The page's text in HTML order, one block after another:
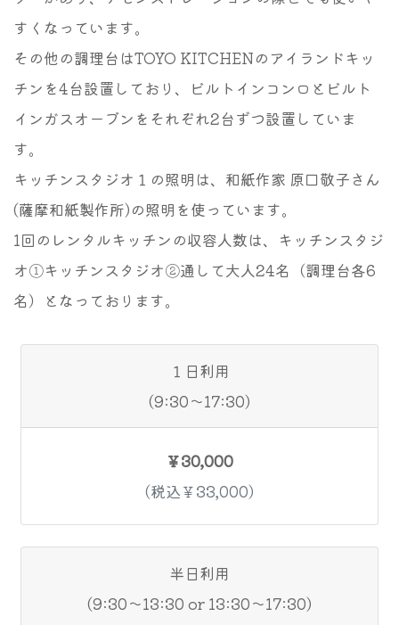
すくなっています。
その他の調理台はTOYO KITCHENのアイランドキッ
チンを4台設置しており、ビルトインコンロとビルト
インガスオーブンをそれぞれ2台ずつ設置していま
す。
キッチンスタジオ１の照明は、和紙作家 原口敬子さん
(薩摩和紙製作所)の照明を使っています。
1回のレンタルキッチンの収容人数は、キッチンスタジ
オ①キッチンスタジオ②通して大人24名（調理台各6
名）となっております。
１日利用
(9:30～17:30)
￥30,000
(税込￥33,000)
半日利用
(9:30～13:30 or 13:30～17:30)